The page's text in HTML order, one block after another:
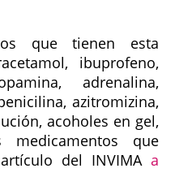
que tienen esta
ibuprofeno,
adrenalina,
azitromizina,
acoholes en gel,
medicamentos que
del INVIMA a